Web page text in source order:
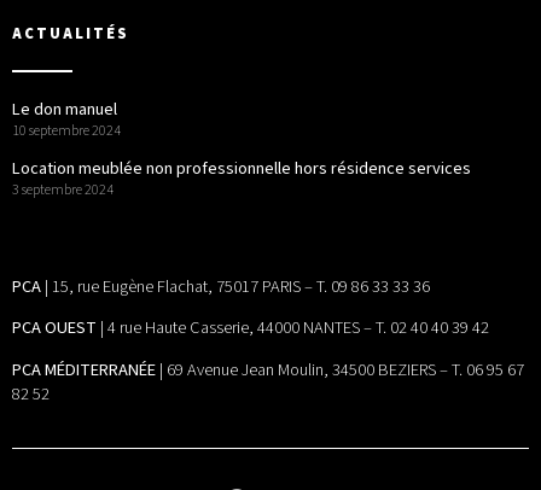
ACTUALITÉS
Le don manuel
10 septembre 2024
Location meublée non professionnelle hors résidence services
3 septembre 2024
PCA| 15, rue Eugène Flachat, 75017 PARIS – T. 09 86 33 33 36
PCA OUEST | 4 rue Haute Casserie, 44000 NANTES – T. 02 40 40 39 42
PCA MÉDITERRANÉE| 69 Avenue Jean Moulin, 34500 BEZIERS – T. 06 95 67
82 52